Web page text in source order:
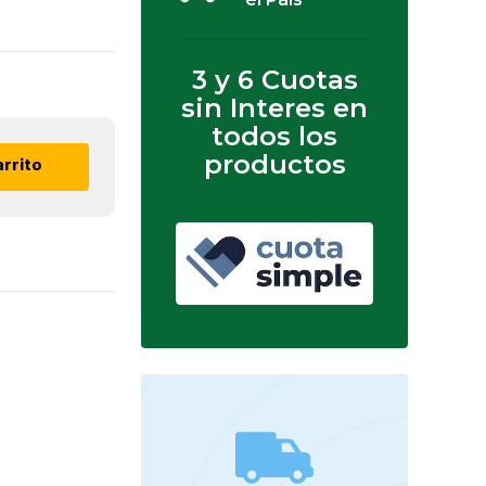
3 y 6 Cuotas
sin Interes en
todos los
productos